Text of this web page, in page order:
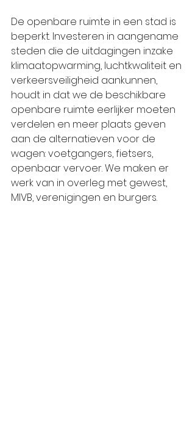
De openbare ruimte in een stad is
beperkt. Investeren in aangename
steden die de uitdagingen inzake
klimaatopwarming, luchtkwaliteit en
verkeersveiligheid aankunnen,
houdt in dat we de beschikbare
openbare ruimte eerlijker moeten
verdelen en meer plaats geven
aan de alternatieven voor de
wagen: voetgangers, fietsers,
openbaar vervoer. We maken er
werk van in overleg met gewest,
MIVB, verenigingen en burgers.